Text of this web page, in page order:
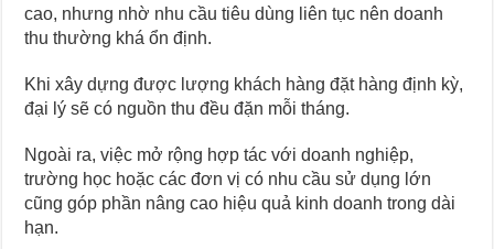
cao, nhưng nhờ nhu cầu tiêu dùng liên tục nên doanh
thu thường khá ổn định.
Khi xây dựng được lượng khách hàng đặt hàng định kỳ,
đại lý sẽ có nguồn thu đều đặn mỗi tháng.
Ngoài ra, việc mở rộng hợp tác với doanh nghiệp,
trường học hoặc các đơn vị có nhu cầu sử dụng lớn
cũng góp phần nâng cao hiệu quả kinh doanh trong dài
hạn.